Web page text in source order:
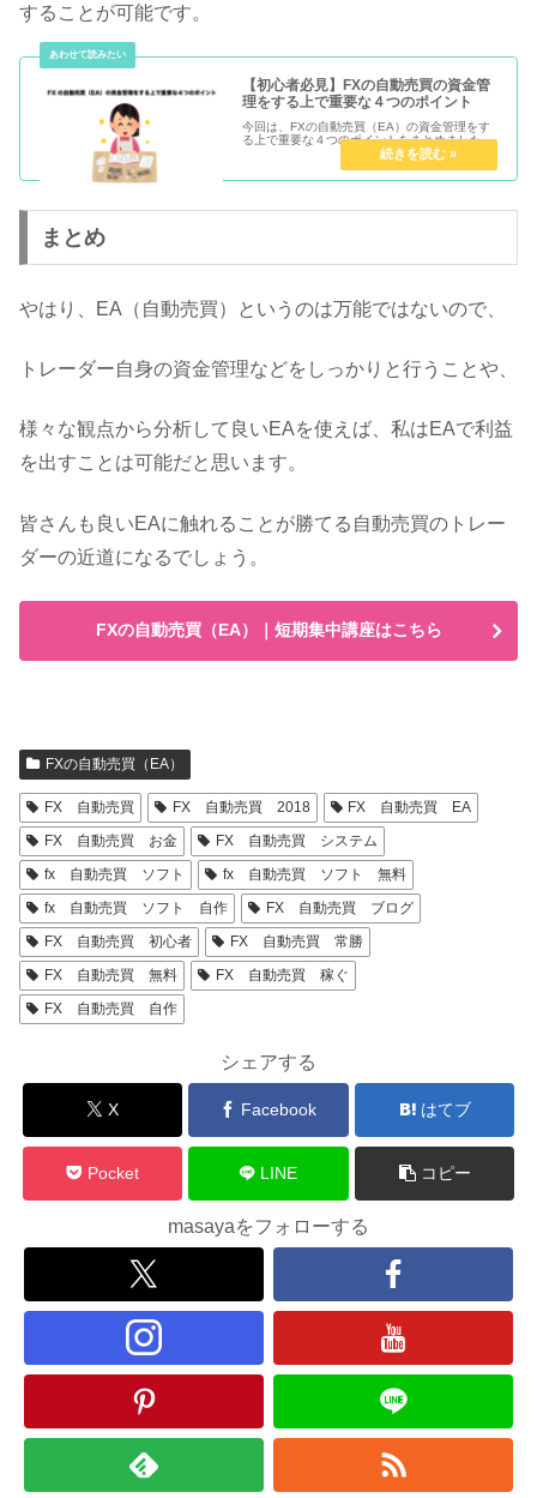
することが可能です。
【初心者必見】FXの自動売買の資金管
理をする上で重要な４つのポイント
今回は、FXの自動売買（EA）の資金管理をす
る上で重要な４つのポイントをまとめました。
まとめ
やはり、EA（自動売買）というのは万能ではないので、
トレーダー自身の資金管理などをしっかりと行うことや、
様々な観点から分析して良いEAを使えば、私はEAで利益
を出すことは可能だと思います。
皆さんも良いEAに触れることが勝てる自動売買のトレー
ダーの近道になるでしょう。
FXの自動売買（EA）｜短期集中講座はこちら
FXの自動売買（EA）
FX 自動売買 FX 自動売買 2018
FX 自動売買 EA
FX 自動売買 お金
FX 自動売買 システム
fx 自動売買 ソフト
fx 自動売買 ソフト 無料
fx 自動売買 ソフト 自作
FX 自動売買 ブログ
FX 自動売買 初心者
FX 自動売買 常勝
FX 自動売買 無料
FX 自動売買 稼ぐ
FX 自動売買 自作
シェアする
X Facebook はてブ
Pocket LINE コピー
masayaをフォローする